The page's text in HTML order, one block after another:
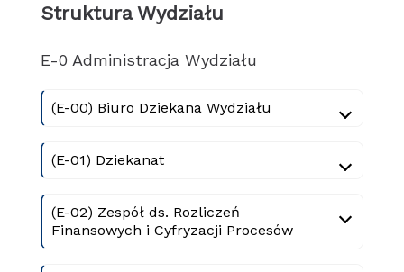
Struktura Wydziału
E-0 Administracja Wydziału
(E-00) Biuro Dziekana Wydziału
(E-01) Dziekanat
(E-02) Zespół ds. Rozliczeń
Finansowych i Cyfryzacji Procesów